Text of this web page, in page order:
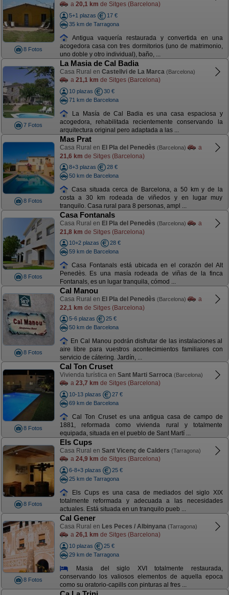
8 Fotos
a 20,1 km de Sitges (Barcelona)
5+1 plazas
17 €
35 km de Tarragona
Antigua vaquería restaurada y convertida en una
acogedora casa con tres dormitorios (uno de matrimonio,
uno doble y otro individual), baño, ...
7 Fotos
La Masia de Cal Badia
Casa Rural en Castellvi de La Marca (Barcelona)
a 21,1 km de Sitges (Barcelona)
10 plazas
30 €
71 km de Barcelona
La Masía de Cal Badia es una casa espaciosa y
acogedora, rehabilitada recientemente conservando la
arquitectura original pero adaptada a las ...
8 Fotos
Mas Prat
Casa Rural en El Pla del Penedès (Barcelona)
a
21,6 km de Sitges (Barcelona)
8+3 plazas
28 €
50 km de Barcelona
Casa situada cerca de Barcelona, a 50 km y de la
costa a 30 km rodeada de viñedos y en lugar muy
tranquilo. Casa rural para 8 personas, ampl ...
8 Fotos
Casa Fontanals
Casa Rural en El Pla del Penedès (Barcelona)
a
21,8 km de Sitges (Barcelona)
10+2 plazas
28 €
59 km de Barcelona
Casa Fontanals está ubicada en el corazón del Alt
Penedès. Es una masía rodeada de viñas de la finca
Fontanals, es un lugar tranquila, cómod ...
8 Fotos
Cal Manou
Casa Rural en El Pla del Penedès (Barcelona)
a
22,1 km de Sitges (Barcelona)
5-6 plazas
25 €
50 km de Barcelona
En Cal Manou podrán disfrutar de las instalaciones al
aire libre para vuestros acontecimientos familiares con
servicio de cátering. Jardín, ...
8 Fotos
Cal Ton Cruset
Vivienda turística en Sant Marti Sarroca (Barcelona)
a 23,7 km de Sitges (Barcelona)
10-13 plazas
27 €
69 km de Barcelona
Cal Ton Cruset es una antigua casa de campo de
1881, reformada como vivienda rural y totalmente
equipada, situada en el pueblo de Sant Martí ...
8 Fotos
Els Cups
Casa Rural en Sant Vicenç de Calders (Tarragona)
a 24,9 km de Sitges (Barcelona)
6-8+3 plazas
25 €
25 km de Tarragona
Els Cups es una casa de mediados del siglo XIX
totalmente reformada y adecuada a las necesidades
actuales. Está situada en un tranquilo pueb ...
8 Fotos
Cal Gener
Casa Rural en Les Peces / Albinyana (Tarragona)
a 26,1 km de Sitges (Barcelona)
10 plazas
25 €
29 km de Tarragona
Masia del siglo XVI totalmente restaurada,
conservando los valiosos elementos de aquella epoca
como su oratorio-capills con pinturas al fres ...